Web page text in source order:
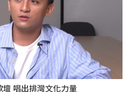
唱出排灣文化力量